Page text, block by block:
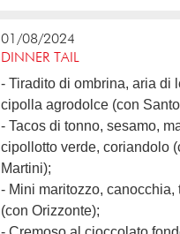
01/08/2024
DINNER TAIL
- Tiradito di ombrina, aria di
cipolla agrodolce (con
- Tacos di tonno, sesamo,
cipollotto verde, coriandolo
Martini);
- Mini maritozzo, canocchia,
(con Orizzonte);